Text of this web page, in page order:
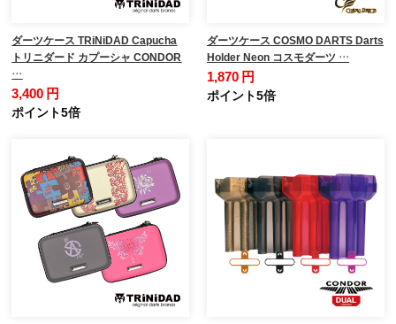
ダーツケース TRiNiDAD Capucha
トリニダード カプーシャ CONDOR
…
3,400 円
ポイント5倍
ダーツケース COSMO DARTS Darts
Holder Neon コスモダーツ …
1,870 円
ポイント5倍